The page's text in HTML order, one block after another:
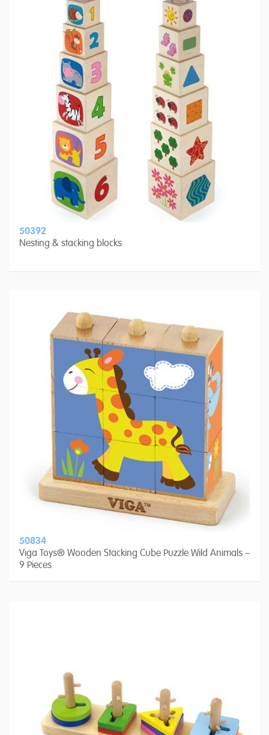
50392
Nesting & stacking blocks
50834
Viga Toys® Wooden Stacking Cube Puzzle Wild Animals –
9 Pieces